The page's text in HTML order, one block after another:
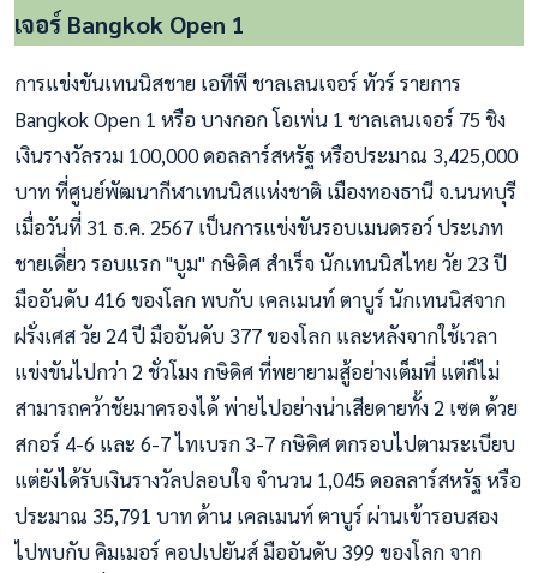
เจอร์ Bangkok Open 1
การแข่งขันเทนนิสชาย เอทีพี ชาลเลนเจอร์ ทัวร์ รายการ
Bangkok Open 1 หรือ บางกอก โอเพ่น 1 ชาลเลนเจอร์ 75 ชิง
เงินรางวัลรวม 100,000 ดอลลาร์สหรัฐ หรือประมาณ 3,425,000
บาท ที่ศูนย์พัฒนากีฬาเทนนิสแห่งชาติ เมืองทองธานี จ.นนทบุรี
เมื่อวันที่ 31 ธ.ค. 2567 เป็นการแข่งขันรอบเมนดรอว์ ประเภท
ชายเดี่ยว รอบแรก "บูม" กษิดิศ สำเร็จ นักเทนนิสไทย วัย 23 ปี
มืออันดับ 416 ของโลก พบกับ เคลเมนท์ ตาบูร์ นักเทนนิสจาก
ฝรั่งเศส วัย 24 ปี มืออันดับ 377 ของโลก และหลังจากใช้เวลา
แข่งขันไปกว่า 2 ชั่วโมง กษิดิศ ที่พยายามสู้อย่างเต็มที่ แต่ก็ไม่
สามารถคว้าชัยมาครองได้ พ่ายไปอย่างน่าเสียดายทั้ง 2 เซต ด้วย
สกอร์ 4-6 และ 6-7 ไทเบรก 3-7 กษิดิศ ตกรอบไปตามระเบียบ
แต่ยังได้รับเงินรางวัลปลอบใจ จำนวน 1,045 ดอลลาร์สหรัฐ หรือ
ประมาณ 35,791 บาท ด้าน เคลเมนท์ ตาบูร์ ผ่านเข้ารอบสอง
ไปพบกับ คิมเมอร์ คอปเปยันส์ มืออันดับ 399 ของโลก จาก